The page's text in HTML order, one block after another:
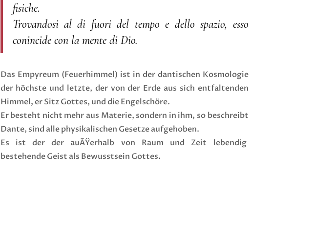
fisiche.
Trovandosi al di fuori del tempo e dello spazio, esso
conincide con la mente di Dio.
Das Empyreum (Feuerhimmel) ist in der dantischen Kosmologie
der höchste und letzte, der von der Erde aus sich entfaltenden
Himmel, er Sitz Gottes, und die Engelschöre.
Er besteht nicht mehr aus Materie, sondern in ihm, so beschreibt
Dante, sind alle physikalischen Gesetze aufgehoben.
Es ist der der auÃŸerhalb von Raum und Zeit lebendig
bestehende Geist als Bewusstsein Gottes.